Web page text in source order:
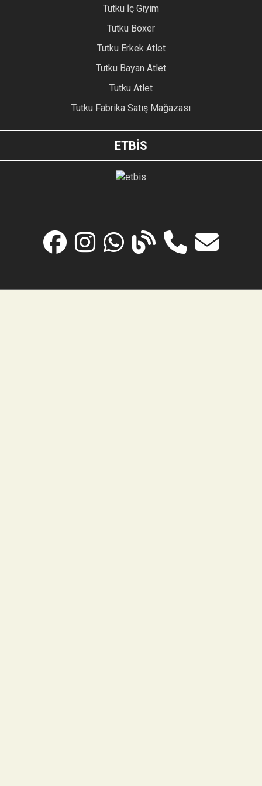
Tutku İç Giyim
Tutku Boxer
Tutku Erkek Atlet
Tutku Bayan Atlet
Tutku Atlet
Tutku Fabrika Satış Mağazası
ETBİS